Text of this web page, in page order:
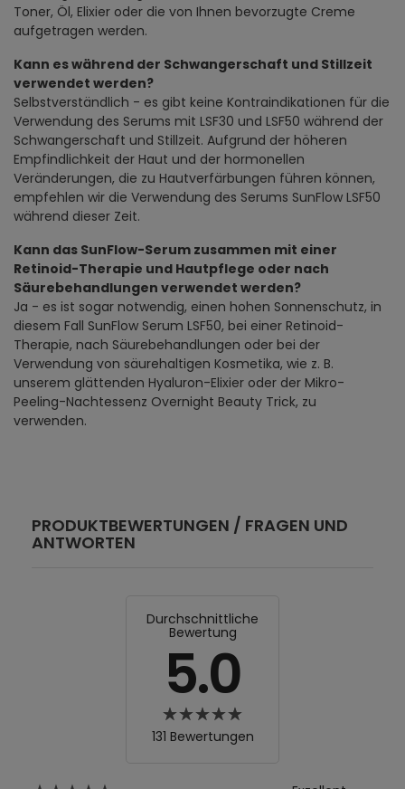
Toner, Öl, Elixier oder die von Ihnen bevorzugte Creme
aufgetragen werden.
Kann es während der Schwangerschaft und Stillzeit
verwendet werden?
Selbstverständlich - es gibt keine Kontraindikationen für die
Verwendung des Serums mit LSF30 und LSF50 während der
Schwangerschaft und Stillzeit. Aufgrund der höheren
Empfindlichkeit der Haut und der hormonellen
Veränderungen, die zu Hautverfärbungen führen können,
empfehlen wir die Verwendung des Serums SunFlow LSF50
während dieser Zeit.
Kann das SunFlow-Serum zusammen mit einer
Retinoid-Therapie und Hautpflege oder nach
Säurebehandlungen verwendet werden?
Ja - es ist sogar notwendig, einen hohen Sonnenschutz, in
diesem Fall SunFlow Serum LSF50, bei einer Retinoid-
Therapie, nach Säurebehandlungen oder bei der
Verwendung von säurehaltigen Kosmetika, wie z. B.
unserem glättenden Hyaluron-Elixier oder der Mikro-
Peeling-Nachtessenz Overnight Beauty Trick, zu
verwenden.
PRODUKTBEWERTUNGEN / FRAGEN UND
ANTWORTEN
Durchschnittliche
Bewertung
5.0
131 Bewertungen